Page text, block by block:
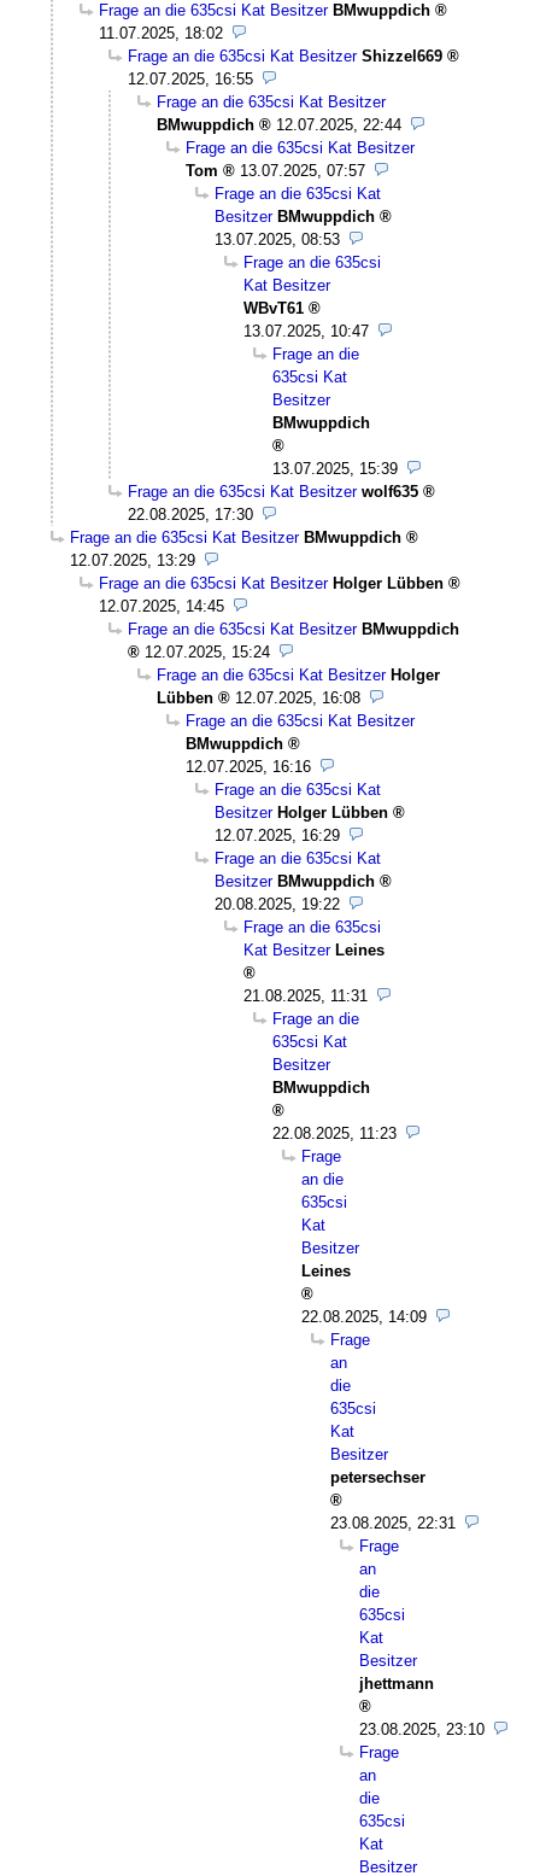
Frage an die 635csi Kat Besitzer BMwuppdich
11.07.2025, 18:02
Frage an die 635csi Kat Besitzer Shizzel669
12.07.2025, 16:55
Frage an die 635csi Kat Besitzer
BMwuppdich
12.07.2025, 22:44
Frage an die 635csi Kat Besitzer
Tom
13.07.2025, 07:57
Frage an die 635csi Kat
Besitzer BMwuppdich
13.07.2025, 08:53
Frage an die 635csi
Kat Besitzer
WBvT61
13.07.2025, 10:47
Frage an die
635csi Kat
Besitzer
BMwuppdich
13.07.2025, 15:39
Frage an die 635csi Kat Besitzer wolf635
22.08.2025, 17:30
Frage an die 635csi Kat Besitzer BMwuppdich
12.07.2025, 13:29
Frage an die 635csi Kat Besitzer Holger Lübben
12.07.2025, 14:45
Frage an die 635csi Kat Besitzer BMwuppdich
12.07.2025, 15:24
Frage an die 635csi Kat Besitzer Holger
Lübben
12.07.2025, 16:08
Frage an die 635csi Kat Besitzer
BMwuppdich
12.07.2025, 16:16
Frage an die 635csi Kat
Besitzer Holger Lübben
12.07.2025, 16:29
Frage an die 635csi Kat
Besitzer BMwuppdich
20.08.2025, 19:22
Frage an die 635csi
Kat Besitzer Leines
21.08.2025, 11:31
Frage an die
635csi Kat
Besitzer
BMwuppdich
22.08.2025, 11:23
Frage
an die
635csi
Kat
Besitzer
Leines
22.08.2025, 14:09
Frage
an
die
635csi
Kat
Besitzer
petersechser
23.08.2025, 22:31
Frage
an
die
635csi
Kat
Besitzer
jhettmann
23.08.2025, 23:10
Frage
an
die
635csi
Kat
Besitzer